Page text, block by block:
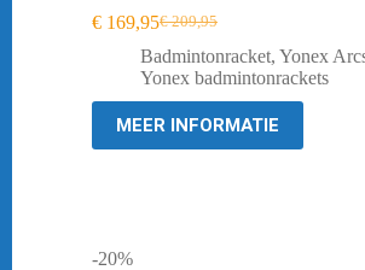
€209,95
Oorspronkelijke
prijs
was:
€ 169,95Huidige
prijs
is:
Badmintonracket, Yonex
Yonex badmintonrackets
MEER INFORMATIE
-20%